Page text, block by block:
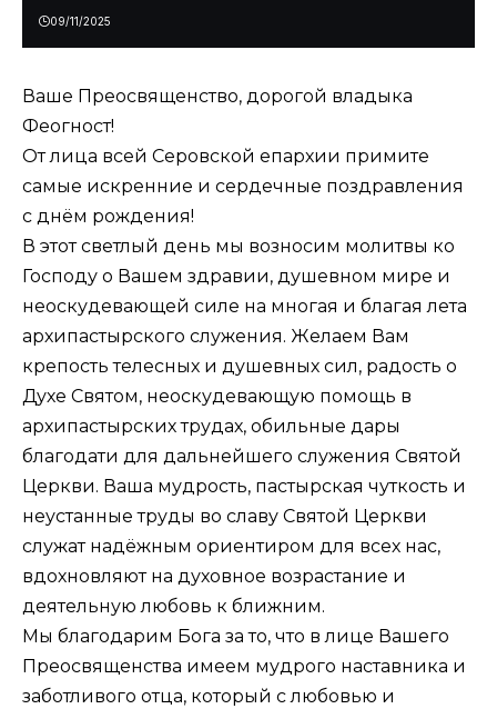
09/11/2025
Ваше Преосвященство, дорогой владыка
Феогност!
От лица всей Серовской епархии примите
самые искренние и сердечные поздравления
с днём рождения!
В этот светлый день мы возносим молитвы ко
Господу о Вашем здравии, душевном мире и
неоскудевающей силе на многая и благая лета
архипастырского служения. Желаем Вам
крепость телесных и душевных сил, радость о
Духе Святом, неоскудевающую помощь в
архипастырских трудах, обильные дары
благодати для дальнейшего служения Святой
Церкви. Ваша мудрость, пастырская чуткость и
неустанные труды во славу Святой Церкви
служат надёжным ориентиром для всех нас,
вдохновляют на духовное возрастание и
деятельную любовь к ближним.
Мы благодарим Бога за то, что в лице Вашего
Преосвященства имеем мудрого наставника и
заботливого отца, который с любовью и